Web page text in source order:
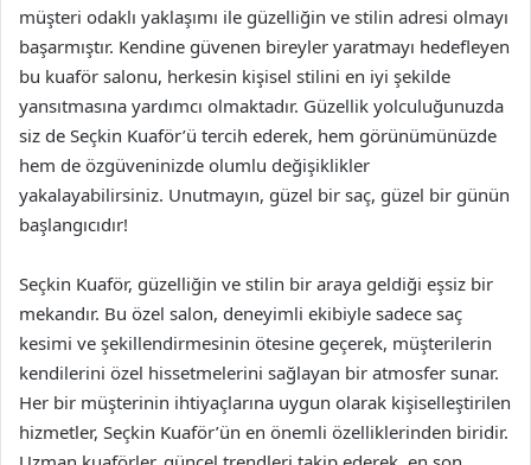
müşteri odaklı yaklaşımı ile güzelliğin ve stilin adresi olmayı
başarmıştır. Kendine güvenen bireyler yaratmayı hedefleyen
bu kuaför salonu, herkesin kişisel stilini en iyi şekilde
yansıtmasına yardımcı olmaktadır. Güzellik yolculuğunuzda
siz de Seçkin Kuaför’ü tercih ederek, hem görünümünüzde
hem de özgüveninizde olumlu değişiklikler
yakalayabilirsiniz. Unutmayın, güzel bir saç, güzel bir günün
başlangıcıdır!
Seçkin Kuaför, güzelliğin ve stilin bir araya geldiği eşsiz bir
mekandır. Bu özel salon, deneyimli ekibiyle sadece saç
kesimi ve şekillendirmesinin ötesine geçerek, müşterilerin
kendilerini özel hissetmelerini sağlayan bir atmosfer sunar.
Her bir müşterinin ihtiyaçlarına uygun olarak kişiselleştirilen
hizmetler, Seçkin Kuaför’ün en önemli özelliklerinden biridir.